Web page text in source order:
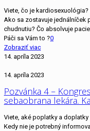
Viete, čo je
Ako sa zostavuje jednálníček
chudnutiu? Čo absolvuje
Páči sa Vám to ?0
Zobraziť viac
14. apríla 2023
14. apríla 2023
Pozvánka 4 –
sebaobrana lekára.
Viete, aké poplatky a
Kedy nie je potrebný